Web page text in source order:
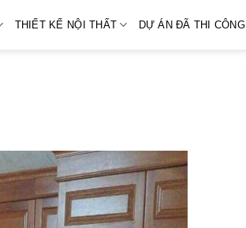
THIẾT KẾ NỘI THẤT DỰ ÁN ĐÃ THI CÔNG